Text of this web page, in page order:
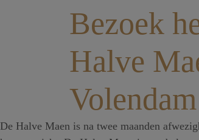
Bezoek
Halve
Volendam
De Halve Maen is na twee maanden